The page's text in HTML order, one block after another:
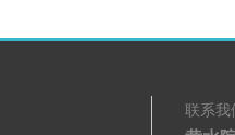
联系我